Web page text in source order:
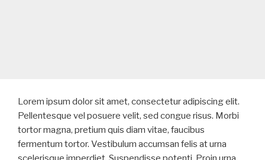
Lorem ipsum dolor sit amet, consectetur adipiscing elit.
Pellentesque vel posuere velit, sed congue risus. Morbi
tortor magna, pretium quis diam vitae, faucibus
fermentum tortor. Vestibulum accumsan felis at urna